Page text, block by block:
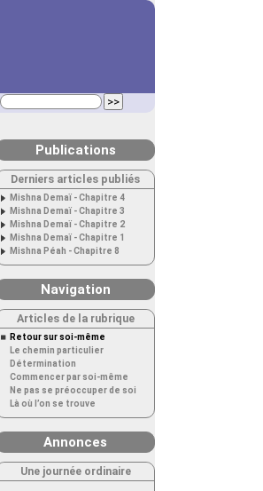
Publications
Derniers articles publiés
Mishna Demaï - Chapitre 4
Mishna Demaï - Chapitre 3
Mishna Demaï - Chapitre 2
Mishna Demaï - Chapitre 1
Mishna Péah - Chapitre 8
Navigation
Articles de la rubrique
Retour sur soi-même
Le chemin particulier
Détermination
Commencer par soi-même
Ne pas se préoccuper de soi
Là où l’on se trouve
Annonces
Une journée ordinaire